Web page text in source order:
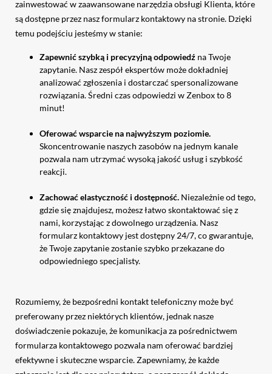
zainwestować w zaawansowane narzędzia obsługi Klienta, które
są dostępne przez nasz formularz kontaktowy na stronie. Dzięki
temu podejściu jesteśmy w stanie:
Zapewnić szybką i precyzyjną odpowiedź na Twoje
zapytanie. Nasz zespół ekspertów może dokładniej
analizować zgłoszenia i dostarczać spersonalizowane
rozwiązania. Średni czas odpowiedzi w Zenbox to 8
minut!
Oferować wsparcie na najwyższym poziomie.
Skoncentrowanie naszych zasobów na jednym kanale
pozwala nam utrzymać wysoką jakość usług i szybkość
reakcji.
Zachować elastyczność i dostępność. Niezależnie od tego,
gdzie się znajdujesz, możesz łatwo skontaktować się z
nami, korzystając z dowolnego urządzenia. Nasz
formularz kontaktowy jest dostępny 24/7, co gwarantuje,
że Twoje zapytanie zostanie szybko przekazane do
odpowiedniego specjalisty.
Rozumiemy, że bezpośredni kontakt telefoniczny może być
preferowany przez niektórych klientów, jednak nasze
doświadczenie pokazuje, że komunikacja za pośrednictwem
formularza kontaktowego pozwala nam oferować bardziej
efektywne i skuteczne wsparcie. Zapewniamy, że każde